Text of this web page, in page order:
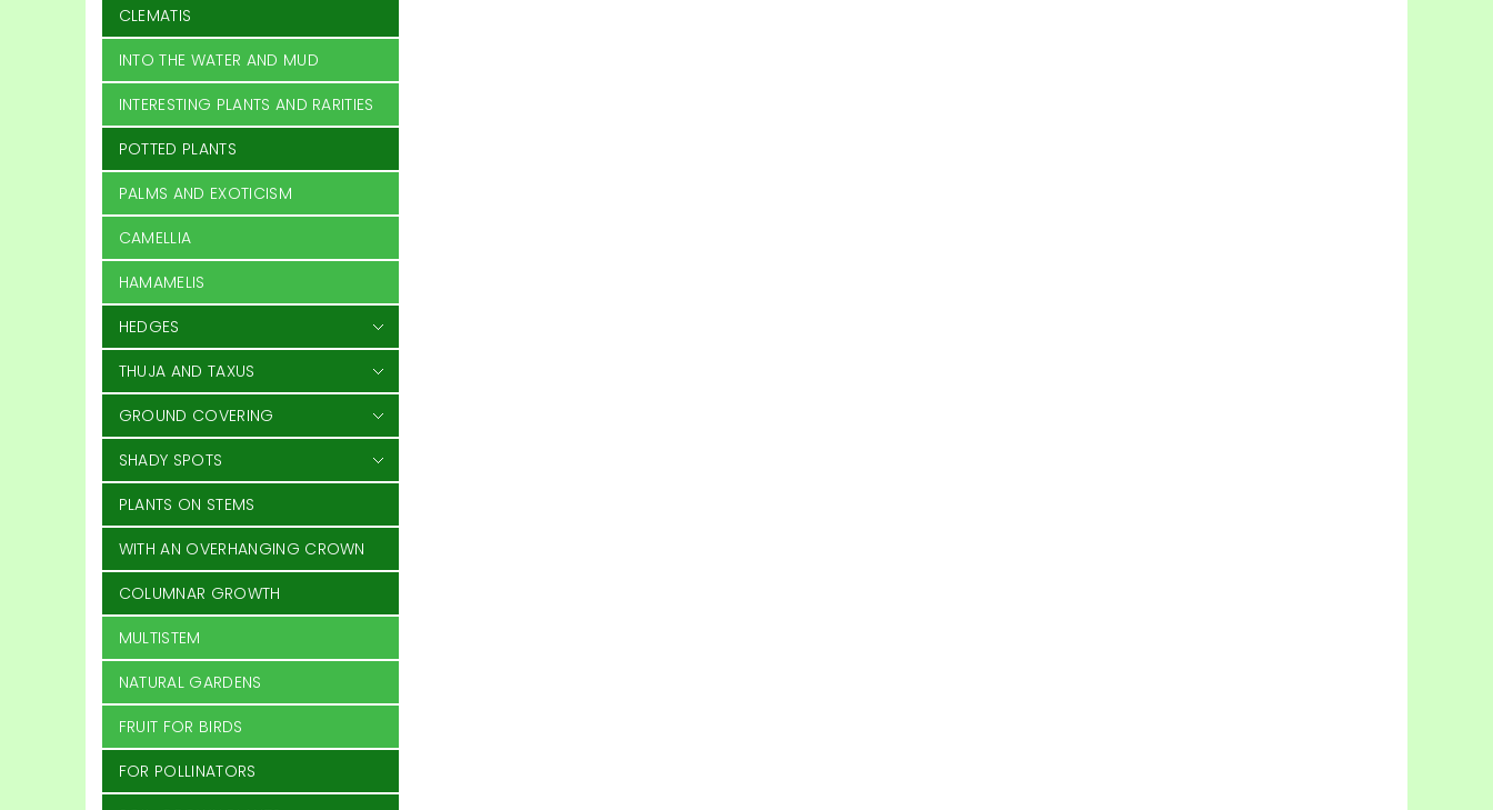
CLEMATIS
INTO THE WATER AND MUD
INTERESTING PLANTS AND RARITIES
POTTED PLANTS
PALMS AND EXOTICISM
CAMELLIA
HAMAMELIS
HEDGES
THUJA AND TAXUS
GROUND COVERING
SHADY SPOTS
PLANTS ON STEMS
WITH AN OVERHANGING CROWN
COLUMNAR GROWTH
MULTISTEM
NATURAL GARDENS
FRUIT FOR BIRDS
FOR POLLINATORS